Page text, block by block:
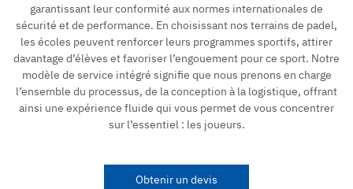
garantissant leur conformité aux normes internationales de
sécurité et de performance. En choisissant nos terrains de padel,
les écoles peuvent renforcer leurs programmes sportifs, attirer
davantage d’élèves et favoriser l’engouement pour ce sport. Notre
modèle de service intégré signifie que nous prenons en charge
l’ensemble du processus, de la conception à la logistique, offrant
ainsi une expérience fluide qui vous permet de vous concentrer
sur l’essentiel : les joueurs.
Obtenir un devis